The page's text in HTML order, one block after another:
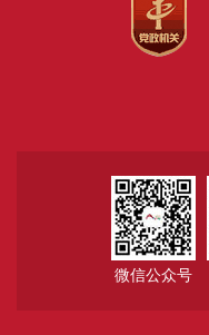
微信公众号